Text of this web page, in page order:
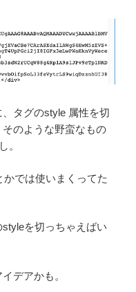
タグのstyle 属性を切
のような野蛮なもの
。
では使いまくってた
を切っちゃえばい
デアかも。